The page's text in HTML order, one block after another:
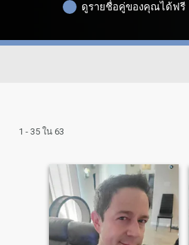
ดูรายชื่อคู่ของคุณได้ฟรี
1 - 35 ใน 63